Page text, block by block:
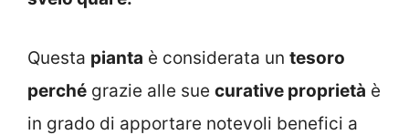
Questa pianta è considerata un tesoro
perché grazie alle sue curative proprietà è
in grado di apportare notevoli benefici a